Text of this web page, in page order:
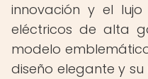
innovación y el
eléctricos de alta
modelo
diseño elegante y